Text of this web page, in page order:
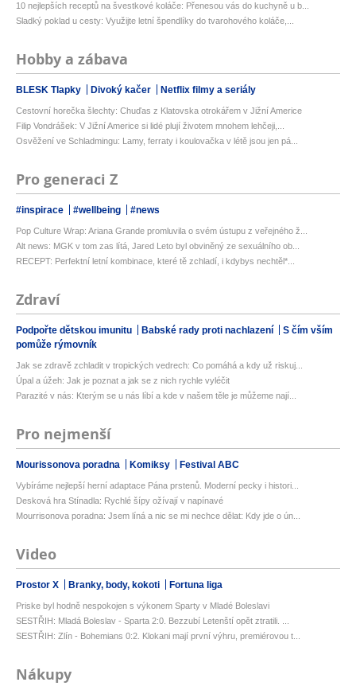
10 nejlepších receptů na švestkové koláče: Přenesou vás do kuchyně u b...
Sladký poklad u cesty: Využijte letní špendlíky do tvarohového koláče,...
Hobby a zábava
BLESK Tlapky Divoký kačer Netflix filmy a seriály
Cestovní horečka šlechty: Chuďas z Klatovska otrokářem v Jižní Americe
Filip Vondrášek: V Jižní Americe si lidé plují životem mnohem lehčeji,...
Osvěžení ve Schladmingu: Lamy, ferraty i koulovačka v létě jsou jen pá...
Pro generaci Z
#inspirace #wellbeing #news
Pop Culture Wrap: Ariana Grande promluvila o svém ústupu z veřejného ž...
Alt news: MGK v tom zas lítá, Jared Leto byl obviněný ze sexuálního ob...
RECEPT: Perfektní letní kombinace, které tě zchladí, i kdybys nechtěl*...
Zdraví
Podpořte dětskou imunitu Babské rady proti nachlazení
S čím vším
pomůže rýmovník
Jak se zdravě zchladit v tropických vedrech: Co pomáhá a kdy už riskuj...
Úpal a úžeh: Jak je poznat a jak se z nich rychle vyléčit
Parazité v nás: Kterým se u nás líbí a kde v našem těle je můžeme nají...
Pro nejmenší
Mourissonova poradna Komiksy Festival ABC
Vybíráme nejlepší herní adaptace Pána prstenů. Moderní pecky i histori...
Desková hra Stínadla: Rychlé šípy ožívají v napínavé
Mourrisonova poradna: Jsem líná a nic se mi nechce dělat: Kdy jde o ún...
Video
Prostor X Branky, body, kokoti Fortuna liga
Priske byl hodně nespokojen s výkonem Sparty v Mladé Boleslavi
SESTŘIH: Mladá Boleslav - Sparta 2:0. Bezzubí Letenští opět ztratili. ...
SESTŘIH: Zlín - Bohemians 0:2. Klokani mají první výhru, premiérovou t...
Nákupy